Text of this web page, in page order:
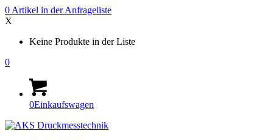
0 Artikel in derAnfrageliste
X
Keine Produkte in der Liste
0
0Einkaufswagen